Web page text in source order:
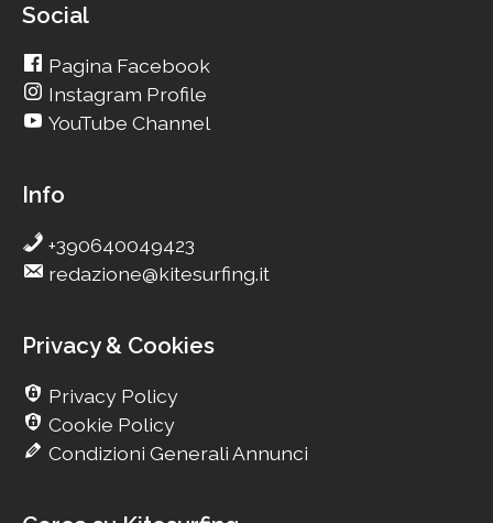
Social
Pagina Facebook
Instagram Profile
YouTube Channel
Info
+390640049423
redazione@kitesurfing.it
Privacy & Cookies
Privacy Policy
Cookie Policy
Condizioni Generali Annunci